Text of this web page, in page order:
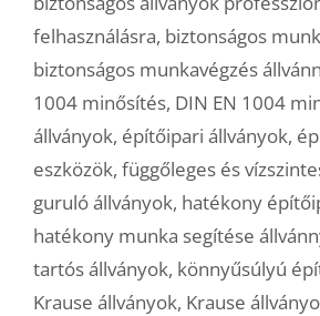
felhasználásra, biztonságos
biztonságos munkavégzés
1004 minősítés, DIN EN 1004
állványok, építőipari állványok,
eszközök, függőleges és
guruló állványok, hatékony
hatékony munka segítése
tartós állványok, könnyűsúlyú
Krause állványok, Krause